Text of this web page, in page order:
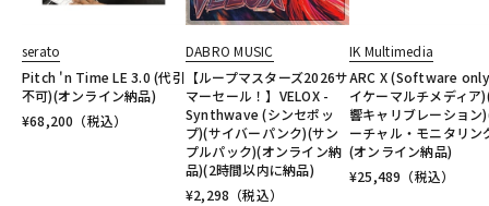
serato
Pitch 'n Time LE 3.0 (代引
不可)(オンライン納品)
¥68,200 （税込）
DABRO MUSIC
【ループマスターズ2026サ
マーセール！】VELOX -
Synthwave (シンセポッ
プ)(サイバーパンク)(サン
プルパック)(オンライン納
品)(2時間以内に納品)
¥2,298 （税込）
IK Multimedia
ARC X (Software
イケーマルチメディア
響キャリブレーション
ーチャル・モニタリン
(オンライン納品)
¥25,489 （税込）